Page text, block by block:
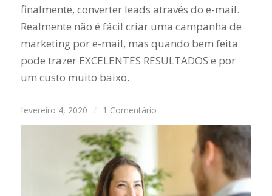
finalmente, converter leads através do e-mail.
Realmente não é fácil criar uma campanha de
marketing por e-mail, mas quando bem feita
pode trazer EXCELENTES RESULTADOS e por
um custo muito baixo.
fevereiro 4, 2020 / 1 Comentário